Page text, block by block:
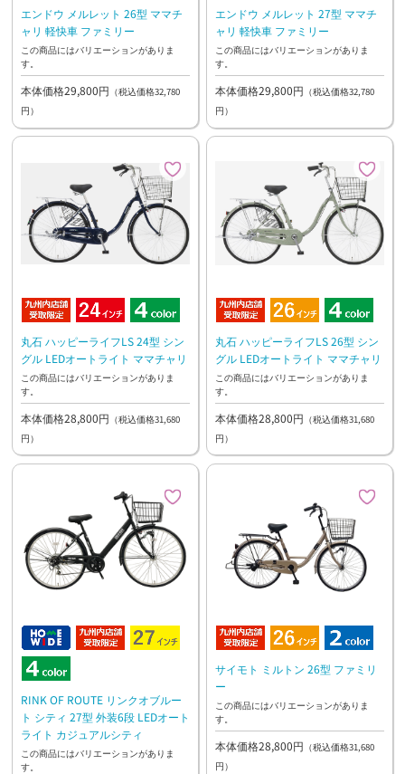
エンドウ メルレット 26型 ママチ
ャリ 軽快車 ファミリー
この商品にはバリエーションがありま
す。
本体価格29,800円 （税込価格32,780
円）
エンドウ メルレット 27型 ママチ
ャリ 軽快車 ファミリー
この商品にはバリエーションがありま
す。
本体価格29,800円 （税込価格32,780
円）
丸石 ハッピーライフLS 24型 シン
グル LEDオートライト ママチャリ
この商品にはバリエーションがありま
す。
本体価格28,800円 （税込価格31,680
円）
丸石 ハッピーライフLS 26型 シン
グル LEDオートライト ママチャリ
この商品にはバリエーションがありま
す。
本体価格28,800円 （税込価格31,680
円）
RINK OF ROUTE リンクオブルー
ト シティ 27型 外装6段 LEDオート
ライト カジュアルシティ
この商品にはバリエーションがありま
す。
サイモト ミルトン 26型 ファミリ
ー
この商品にはバリエーションがありま
す。
本体価格28,800円 （税込価格31,680
円）